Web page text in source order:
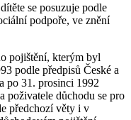
se posuzuje podle
podpoře, ve znění
pojištění, kterým byl
podle předpisů České a
po 31. prosinci 1992
poživatele důchodu se pro
předchozí věty i v